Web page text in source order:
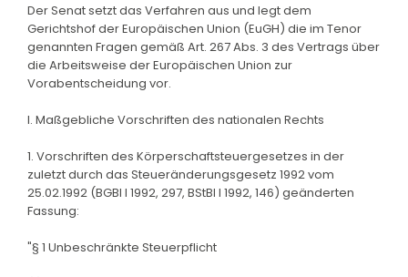
Der Senat setzt das Verfahren aus und legt dem
Gerichtshof der Europäischen Union (EuGH) die im Tenor
genannten Fragen gemäß Art. 267 Abs. 3 des Vertrags über
die Arbeitsweise der Europäischen Union zur
Vorabentscheidung vor.
I. Maßgebliche Vorschriften des nationalen Rechts
1. Vorschriften des Körperschaftsteuergesetzes in der
zuletzt durch das Steueränderungsgesetz 1992 vom
25.02.1992 (BGBl I 1992, 297, BStBl I 1992, 146) geänderten
Fassung:
"§ 1 Unbeschränkte Steuerpflicht